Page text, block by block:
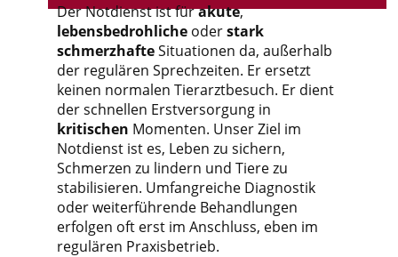
Der Notdienst ist fürakute,
lebensbedrohliche oderstark
schmerzhafteSituationen da, außerhalb
der regulären Sprechzeiten. Er ersetzt
keinen normalen Tierarztbesuch. Er dient
der schnellen Erstversorgung in
kritischen Momenten. Unser Ziel im
Notdienst ist es, Leben zu sichern,
Schmerzen zu lindern und Tiere zu
stabilisieren. Umfangreiche Diagnostik
oder weiterführende Behandlungen
erfolgen oft erst im Anschluss, eben im
regulären Praxisbetrieb.